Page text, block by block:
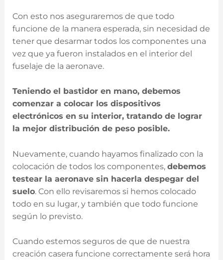
Con esto nos aseguraremos de que todo
funcione de la manera esperada, sin necesidad de
tener que desarmar todos los componentes una
vez que ya fueron instalados en el interior del
fuselaje de la aeronave.
Teniendo el bastidor en mano, debemos
comenzar a colocar los dispositivos
electrónicos en su interior, tratando de lograr
la mejor distribución de peso posible.
Nuevamente, cuando hayamos finalizado con la
colocación de todos los componentes, debemos
testear la aeronave sin hacerla despegar del
suelo. Con ello revisaremos si hemos colocado
todo en su lugar, y también que todo funcione
según lo previsto.
Cuando estemos seguros de que de nuestra
creación casera funcione correctamente será hora